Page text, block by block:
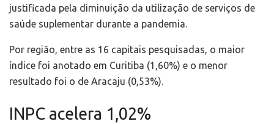
justificada pela diminuição da utilização de serviços de
saúde suplementar durante a pandemia.
Por região, entre as 16 capitais pesquisadas, o maior
índice foi anotado em Curitiba (1,60%) e o menor
resultado foi o de Aracaju (0,53%).
INPC acelera 1,02%